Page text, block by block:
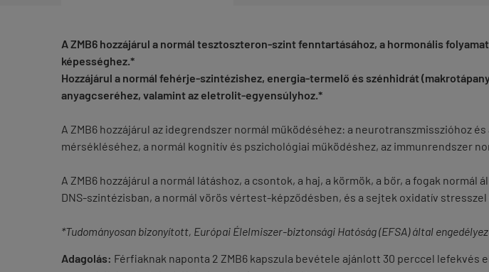
A ZMB6 hozzájárul a normál tesztoszteron-szint fenntartásához, a hormonális
képességhez.*
Hozzájárul a normál fehérje-szintézishez, energia-termelő és szénhidrát
anyagcseréhez, valamint az eletrolit-egyensúlyhoz.*
A ZMB6 hozzájárul az idegrendszer normál működéséhez: a neurotranszmisszióhoz
mérsékléséhez, a normál kognitív és pszichológiai működéshez, az immunrendszer
A ZMB6 hozzájárul a normál látáshoz, a csontok, a haj, a körmök, a bőr, a fogak
DNS-szintézisban, a normál vörös vértest-képződésben, és a sejtek oxidatív
*Tudományosan bizonyított, Európai Élelmiszer-biztonsági Hatóság (EFSA) által
Adagolás: Férfiaknak naponta 2 ZMB6 kapszula bevétele ajánlott 30 perccel lefekvés